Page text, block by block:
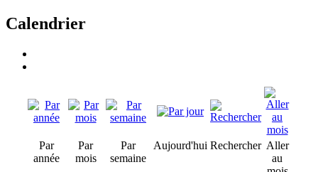
Calendrier
Par
année
Par
mois
Par
semaine
Aujourd'hui Rechercher Aller
au